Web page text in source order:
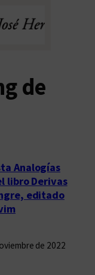
de
Analogías
libro Derivas
editado
de 2022